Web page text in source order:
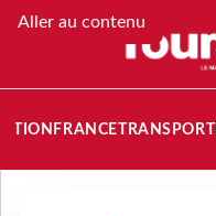
Aller au contenu
FRANCETRANSPORT